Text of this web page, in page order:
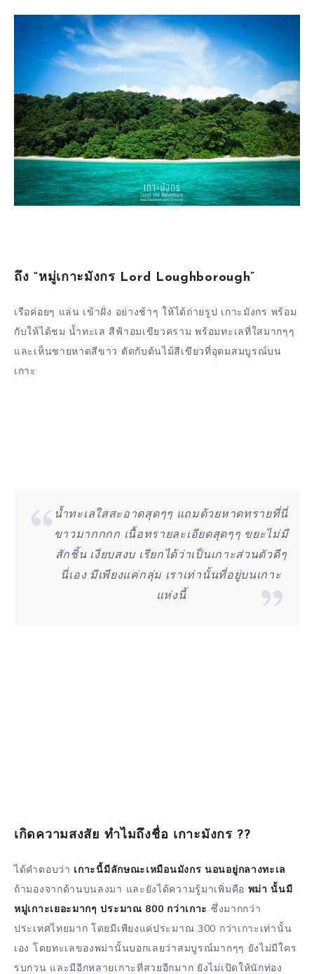
ถึง “หมู่เกาะมังกร Lord Loughborough”
เรือค่อยๆ แล่น เข้าฝั่ง อย่างช้าๆ ให้ได้ถ่ายรูป เกาะมังกร พร้อม
กับให้ได้ชม น้ำทะเล สีฟ้าอมเขียวคราม พร้อมทะเลที่ใสมากๆๆ
และเห็นชายหาดสีขาว ตัดกับต้นไม้สีเขียวที่อุดมสมบูรณ์บน
เกาะ
น้ำทะเลใสสะอาดสุดๆๆ แถมด้วยหาดทรายที่นี่
ขาวมากกกก เนื้อทรายละเอียดสุดๆๆ ขยะไม่มี
สักชิ้น เงียบสงบ เรียกได้ว่าเป็นเกาะส่วนตัวดีๆ
นี่เอง มีเพียงแค่กลุ่ม เราเท่านั้นที่อยู่บนเกาะ
แห่งนี้
เกิดความสงสัย ทำไมถึงชื่อ เกาะมังกร ??
ถ้ามองจากด้านบนลงมา และยังได้ความรู้มาเพิ่มคือพม่า นั้นมี
หมู่เกาะเยอะมากๆ ประมาณ 800 กว่าเกาะ ซึ่งมากกว่า
ประเทศไทยมาก โดยมีเพียงแค่ประมาณ 300 กว่าเกาะเท่านั้น
เอง โดยทะเลของพม่านั้นบอกเลยว่าสมบูรณ์มากๆๆ ยังไม่มีใคร
รบกวน และมีอีกหลายเกาะที่สวยอีกมาก ยังไม่เปิดให้นักท่อง